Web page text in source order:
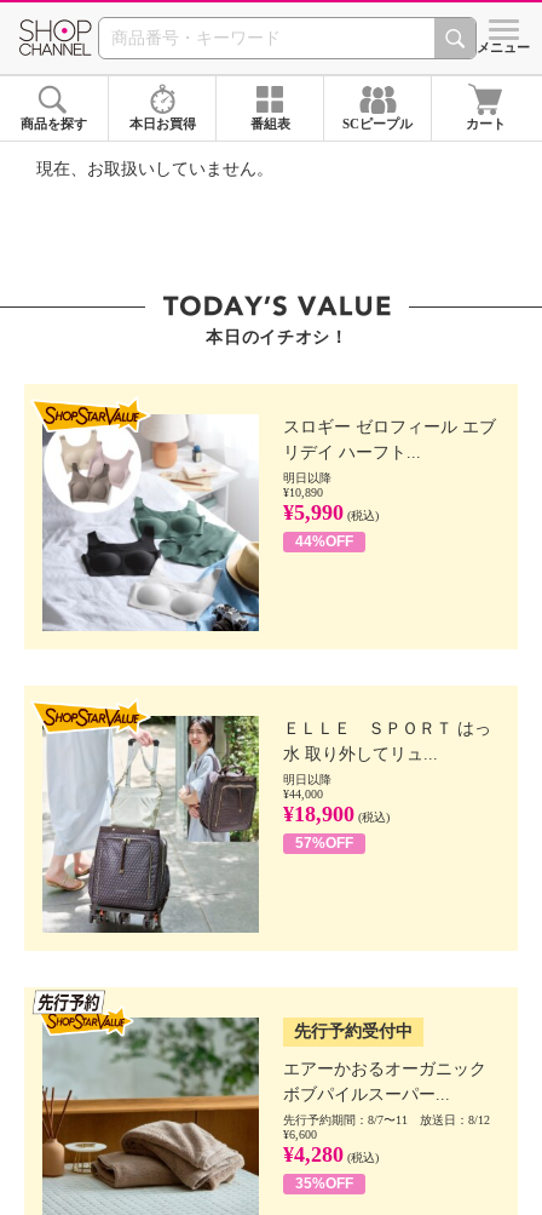
SHOP CHANNEL ショッ
メニュー
商品を探す 本日お買得 番組表 SCピープル カート
現在、お取扱いしていません。
本日のイチオシ！
スロギー ゼロフィール エブ
リデイ ハーフト...
明日以降
¥10,890
¥5,990 (税込)
44%OFF
ＥＬＬＥ ＳＰＯＲＴ はっ
水 取り外してリュ...
明日以降
¥44,000
¥18,900 (税込)
57%OFF
先行予約受付中
エアーかおるオーガニック
ボブパイルスーパー...
先行予約期間：8/7〜11 放送日：8/12
¥6,600
¥4,280 (税込)
35%OFF